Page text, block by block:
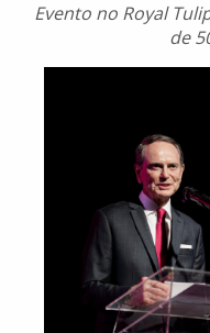
Evento no Royal
de